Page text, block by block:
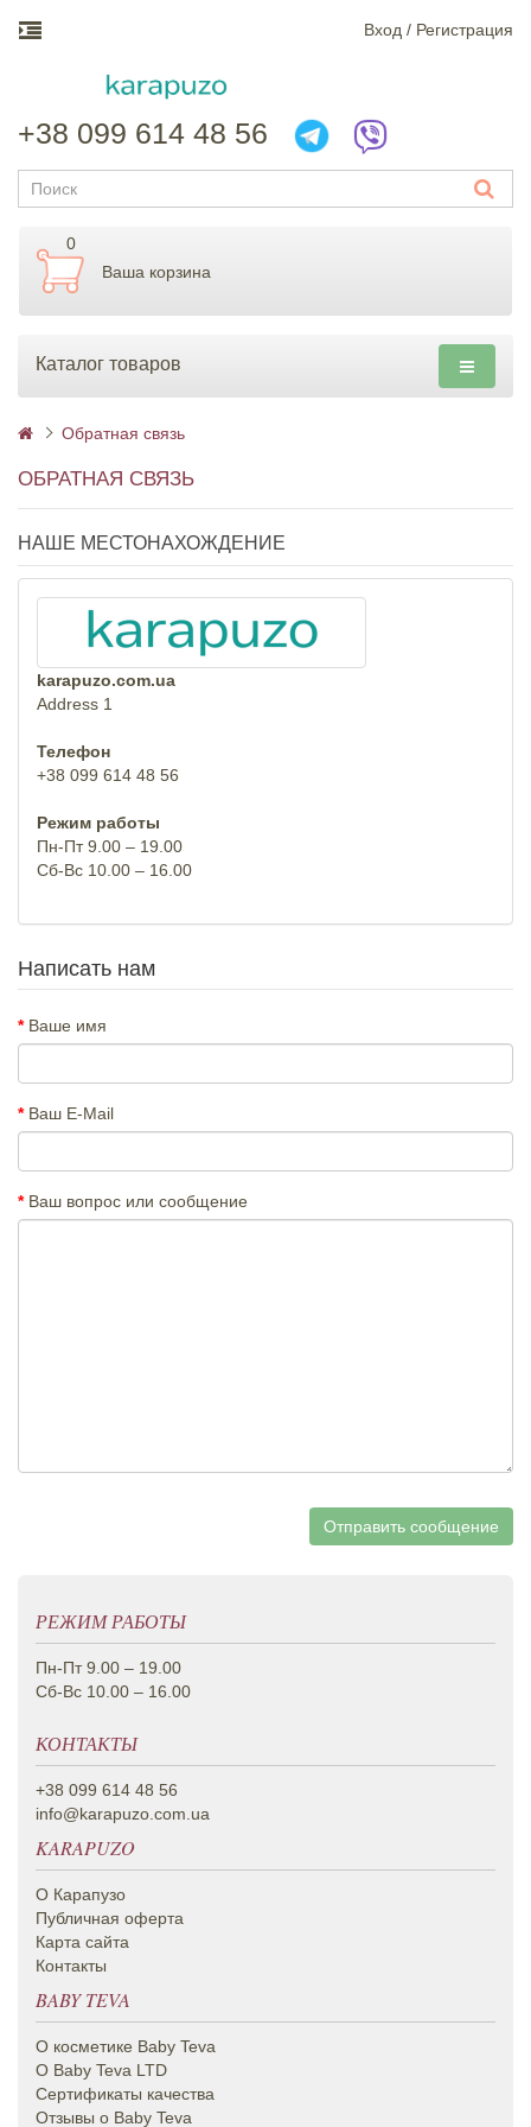
Вход / Регистрация
+38 099 614 48 56
0
Ваша корзина
Каталог товаров
Обратная связь
ОБРАТНАЯ СВЯЗЬ
НАШЕ МЕСТОНАХОЖДЕНИЕ
karapuzo.com.ua
Address 1
Телефон
+38 099 614 48 56
Режим работы
Пн-Пт 9.00 – 19.00
Сб-Вс 10.00 – 16.00
Написать нам
Ваше имя
Ваш E-Mail
Ваш вопрос или сообщение
РЕЖИМ РАБОТЫ
Пн-Пт 9.00 – 19.00
Сб-Вс 10.00 – 16.00
КОНТАКТЫ
+38 099 614 48 56
info@karapuzo.com.ua
KARAPUZO
О Карапузо
Публичная оферта
Карта сайта
Контакты
BABY TEVA
О косметике Вaby Teva
О Baby Teva LTD
Сертификаты качества
Отзывы о Baby Teva